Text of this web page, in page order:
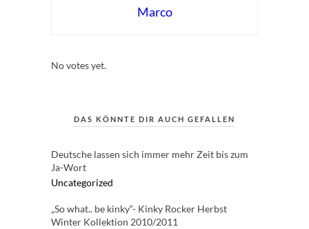
Marco
No votes yet.
DAS KÖNNTE DIR AUCH GEFALLEN
Deutsche lassen sich immer mehr Zeit bis zum
Ja-Wort
Uncategorized
„So what.. be kinky“- Kinky Rocker Herbst
Winter Kollektion 2010/2011